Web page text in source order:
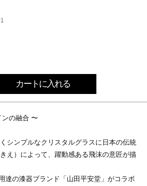
の融合 〜
シンプルなクリスタルグラスに日本の伝統
え）によって、躍動感ある飛沫の意匠が描
達の漆器ブランド「山田平安堂」がコラボ